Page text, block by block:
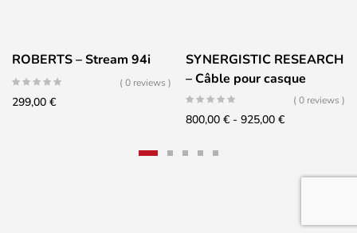
ROBERTS – Stream 94i
( 0 reviews )
299,00 €
SYNERGISTIC RESEARCH
– Câble pour casque
ATMOSPHERE – 2,5m( 0 reviews )
800,00 € - 925,00 €Fascia